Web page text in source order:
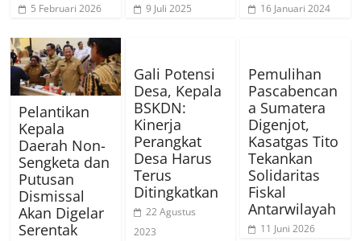
5 Februari 2026 9 Juli 2025 16 Januari 2024
Pelantikan
Kepala
Daerah Non-
Sengketa dan
Putusan
Dismissal
Akan Digelar
Serentak
Gali Potensi
Desa, Kepala
BSKDN:
Kinerja
Perangkat
Desa Harus
Terus
Ditingkatkan
22 Agustus
2023
Pemulihan
Pascabencan
a Sumatera
Digenjot,
Kasatgas Tito
Tekankan
Solidaritas
Fiskal
Antarwilayah
11 Juni 2026